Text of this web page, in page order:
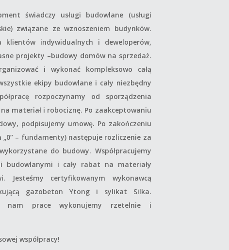
świadczy usługi budowlane (usługi
związane ze wznoszeniem budynków.
klientów indywidualnych i deweloperów,
projekty –budowy domów na sprzedaż.
i wykonać kompleksowo całą
ekipy budowlane i cały niezbędny
rozpoczynamy od sporządzenia
materiał i robociznę. Po zaakceptowaniu
podpisujemy umowę. Po zakończeniu
– fundamenty) następuje rozliczenie za
do budowy. Współpracujemy
budowlanymi i cały rabat na materiały
Jesteśmy certyfikowanym wykonawcą
gazobeton Ytong i sylikat Silka.
nam prace wykonujemy rzetelnie i
współpracy!